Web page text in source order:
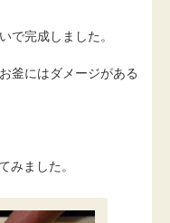
で完成しました。
釜にはダメージがある
みました。